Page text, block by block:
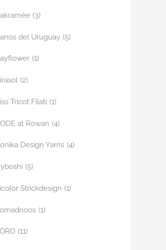
(3)
del Uruguay (5)
(1)
(2)
Tricot Filati (1)
at Rowan (4)
Design Yarns (4)
(5)
Strickdesign (1)
(1)
(11)